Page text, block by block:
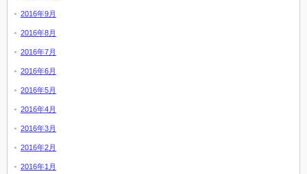
2016年9月
2016年8月
2016年7月
2016年6月
2016年5月
2016年4月
2016年3月
2016年2月
2016年1月